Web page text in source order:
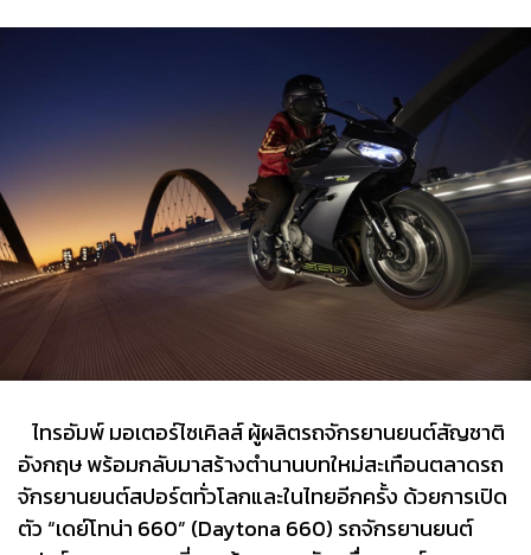
ไทรอัมพ์ มอเตอร์ไซเคิลส์ ผู้ผลิตรถจักรยานยนต์สัญชาติ
อังกฤษ พร้อมกลับมาสร้างตำนานบทใหม่สะเทือนตลาดรถ
จักรยานยนต์สปอร์ตทั่วโลกและในไทยอีกครั้ง ด้วยการเปิด
ตัว “เดย์โทน่า 660” (Daytona 660) รถจักรยานยนต์